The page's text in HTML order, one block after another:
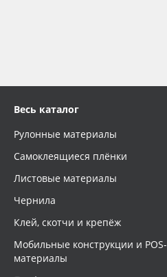
Весь каталог
Рулонные материалы
Самоклеящиеся плёнки
Листовые материалы
Чернила
Клей, скотчи и крепёж
Мобильные конструкции и POS-
материалы